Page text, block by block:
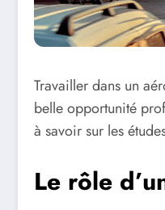
Travailler dans un
belle opportunité
à savoir sur les
Le rôle